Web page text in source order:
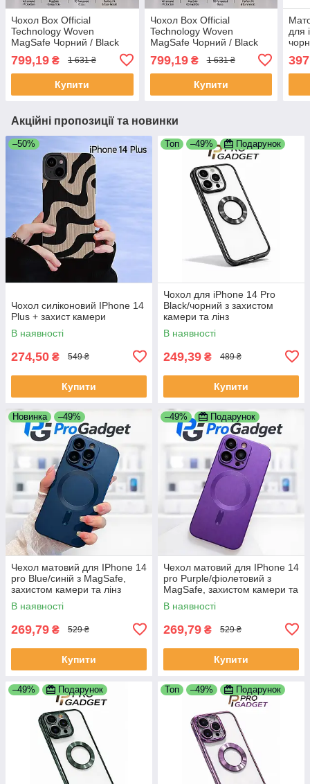
Чохол Box Official
Technology Woven
MagSafe Чорний / Black
для iPhone 17 Pro Max +
Захисне скло 9D |
Комплект захисту
799,19 ₴ 1 631 ₴
Купити
Чохол Box Official
Technology Woven
MagSafe Чорний / Black
Захисне скло 9D |
Комплект захисту
799,19₴ 1 631 ₴
Купити
для
Акційні пропозиції та новинки
–50%
Чохол силіконовий IPhone 14
Plus + захист камери
В наявності
274,50 ₴ 549 ₴
Купити
Топ –49% Подарунок
Чохол для iPhone 14 Pro
Black/чорний з захистом
камери та лінз
В наявності
249,39 ₴ 489 ₴
Купити
Новинка –49%
Чехол матовий для IPhone 14
pro Blue/синій з MagSafe,
захистом камери та лінз
В наявності
269,79 ₴ 529 ₴
Купити
–49% Подарунок
Чехол матовий для IPhone 14
pro Purple/фіолетовий з
MagSafe, захистом камери та
лінз
В наявності
269,79 ₴ 529 ₴
Купити
–49% Подарунок Топ –49% Подарунок